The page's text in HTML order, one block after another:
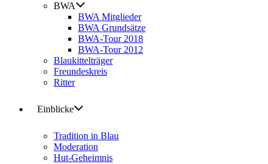
BWA
BWA Mitglieder
BWA Grundsätze
BWA-Tour 2018
BWA-Tour 2012
Blaukittelträger
Freundeskreis
Ritter
Einblicke
Tradition in Blau
Moderation
Hut-Geheimnis